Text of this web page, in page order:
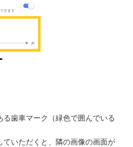
歯車マーク（緑色で囲んでいる
いただくと、隣の画像の画面が